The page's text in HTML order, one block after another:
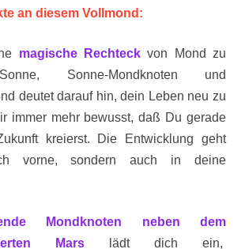
an diesem Vollmond:
magische Rechteck von Mond zu
Sonne-Mondknoten und
deutet darauf hin, dein Leben neu zu
immer mehr bewusst, daß Du gerade
kreierst. Die Entwicklung geht
vorne, sondern auch in deine
Mondknoten neben dem
Mars lädt dich ein,